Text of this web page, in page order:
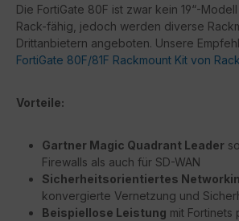
Die FortiGate 80F ist zwar kein 19“-
Rack-fähig, jedoch werden diverse
Drittanbietern angeboten. Unsere
FortiGate 80F/81F Rackmount Kit von
Vorteile:
Gartner Magic Quadrant Leader
Firewalls als auch für SD-WAN
Sicherheitsorientiertes
konvergierte Vernetzung und
Beispiellose Leistung mit Fortinets